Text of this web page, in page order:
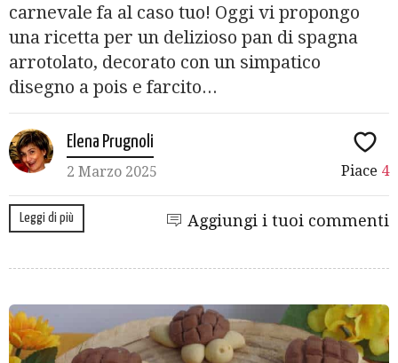
carnevale fa al caso tuo! Oggi vi propongo
una ricetta per un delizioso pan di spagna
arrotolato, decorato con un simpatico
disegno a pois e farcito...
Elena Prugnoli
2 Marzo 2025 Piace 4
Leggi di più Aggiungi i tuoi commenti